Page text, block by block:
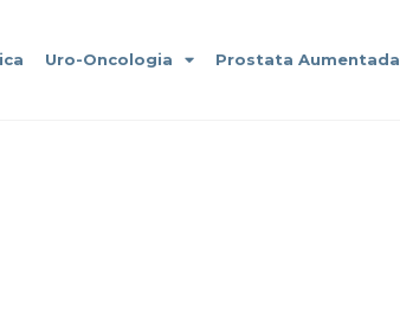
Uro-Oncologia Prostata Aumentada